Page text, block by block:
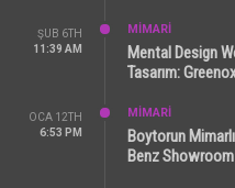
ŞUB 6TH
11:39 AM
MİMARİ
Mental Design
Tasarım:
OCA 12TH
6:53 PM
MİMARİ
Boytorun
Benz